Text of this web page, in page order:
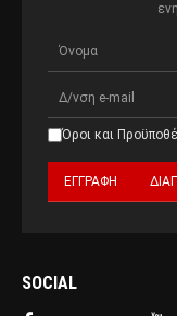
Όροι και
SOCIAL